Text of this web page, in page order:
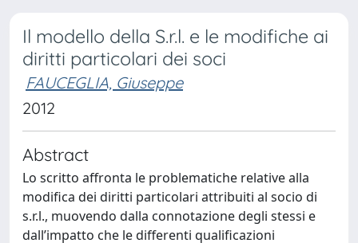
Il modello della S.r.l. e le modifiche ai
diritti particolari dei soci
FAUCEGLIA, Giuseppe
2012
Abstract
Lo scritto affronta le problematiche relative alla
modifica dei diritti particolari attribuiti al socio di
s.r.l., muovendo dalla connotazione degli stessi e
dall’impatto che le differenti qualificazioni